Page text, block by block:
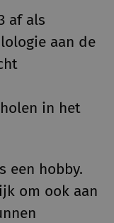
af als
aan de
in het
een hobby.
om ook aan